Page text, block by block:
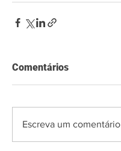
Comentários
Escreva um comentário